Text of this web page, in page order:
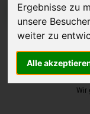
Ergebnisse zu
unsere
weiter zu
Alle
JETZT
Kostenloses
Wir